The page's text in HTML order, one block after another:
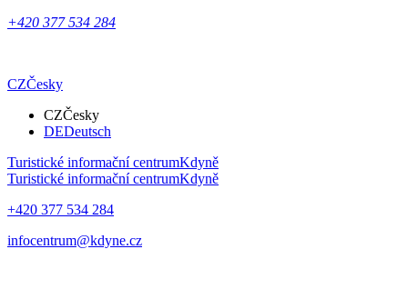
+420 377 534 284
CZČesky
CZČesky
DEDeutsch
Turistické informační centrumKdyně
Turistické informační centrumKdyně
+420 377 534 284
infocentrum@kdyne.cz